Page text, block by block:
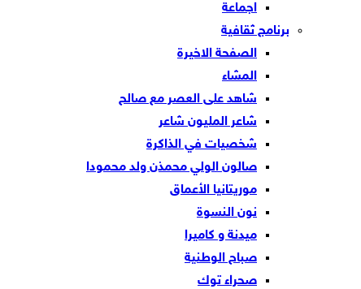
اجماعة
برنامج ثقافية
الصفحة الاخيرة
المشاء
شاهد على العصر مع صالح
شاعر المليون شاعر
شخصيات في الذاكرة
صالون الولي محمذن ولد محمودا
موريتانيا الأعماق
نون النسوة
ميدنة و كاميرا
صباح الوطنية
صحراء توك